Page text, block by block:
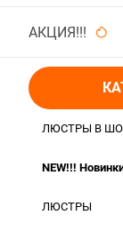
АКЦИЯ!!!
ЛЮСТРЫ В
NEW!!!
ЛЮСТРЫ